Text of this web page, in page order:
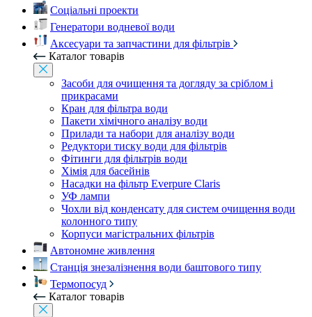
Соціальні проекти
Генератори водневої води
Аксесуари та запчастини для фільтрів
Каталог товарів
Засоби для очищення та догляду за сріблом і
прикрасами
Кран для фільтра води
Пакети хімічного аналізу води
Прилади та набори для аналізу води
Редуктори тиску води для фільтрів
Фітинги для фільтрів води
Хімія для басейнів
Насадки на фільтр Everpure Claris
УФ лампи
Чохли від конденсату для систем очищення води
колонного типу
Корпуси магістральних фільтрів
Автономне живлення
Станція знезалізнення води баштового типу
Термопосуд
Каталог товарів